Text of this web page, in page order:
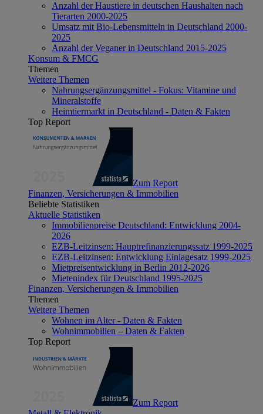
Anzahl der Haustiere in deutschen Haushalten nach
Tierarten 2000-2025
Umsatz mit Bio-Lebensmitteln in Deutschland 2000-
2025
Anzahl der Veganer in Deutschland 2015-2025
Konsum & FMCG
Themen
Weitere Themen
Nahrungsergänzungsmittel - Fokus: Vitamine und
Mineralstoffe
Heimtiermarkt in Deutschland - Daten & Fakten
Top Report
Zum Report
Finanzen, Versicherungen & Immobilien
Beliebte Statistiken
Aktuelle Statistiken
Immobilienpreise Deutschland: Entwicklung 2004-
2026
EZB-Leitzinsen: Hauptrefinanzierungssatz 1999-2025
EZB-Leitzinsen: Entwicklung Einlagesatz 1999-2025
Mietpreisentwicklung in Berlin 2012-2026
Mietenindex für Deutschland 1995-2025
Finanzen, Versicherungen & Immobilien
Themen
Weitere Themen
Wohnen im Alter - Daten & Fakten
Wohnimmobilien – Daten & Fakten
Top Report
Zum Report